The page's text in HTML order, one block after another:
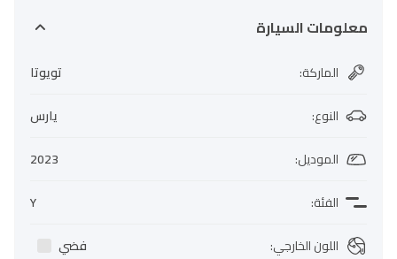
معلومات السيارة
الماركة:
تويوتا
النوع:
يارس
الموديل:
2023
الفئة:
Y
اللون الخارجي:
فضي